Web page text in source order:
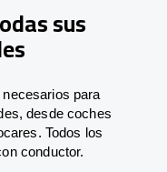
sus
para
desde coches
Todos los
conductor.